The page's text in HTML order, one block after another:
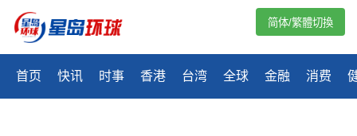
首页 快讯 时事 香港 台湾 全球 金融 消费
简体/繁體切換